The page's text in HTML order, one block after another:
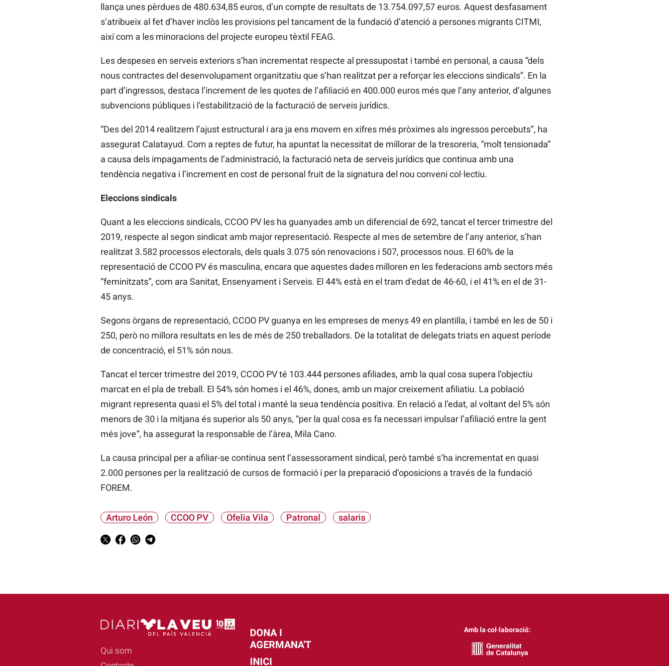
llança unes pèrdues de 480.634,85 euros, d’un compte de resultats de 13.754.097,57 euros. Aquest desfasament
s’atribueix al fet d’haver inclòs les provisions pel tancament de la fundació d’atenció a persones migrants CITMI,
així com a les minoracions del projecte europeu tèxtil FEAG.
Les despeses en serveis exteriors s’han incrementat respecte al pressupostat i també en personal, a causa “dels
nous contractes del desenvolupament organitzatiu que s’han realitzat per a reforçar les eleccions sindicals”. En la
part d’ingressos, destaca l’increment de les quotes de l’afiliació en 400.000 euros més que l’any anterior, d’algunes
subvencions públiques i l’estabilització de la facturació de serveis jurídics.
“Des del 2014 realitzem l’ajust estructural i ara ja ens movem en xifres més pròximes als ingressos percebuts”, ha
assegurat Calatayud. Com a reptes de futur, ha apuntat la necessitat de millorar de la tresoreria, “molt tensionada”
a causa dels impagaments de l’administració, la facturació neta de serveis jurídics que continua amb una
tendència negativa i l’increment en cost de personal fruit de la signatura del nou conveni col·lectiu.
Eleccions sindicals
Quant a les eleccions sindicals, CCOO PV les ha guanyades amb un diferencial de 692, tancat el tercer trimestre del
2019, respecte al segon sindicat amb major representació. Respecte al mes de setembre de l’any anterior, s’han
realitzat 3.582 processos electorals, dels quals 3.075 són renovacions i 507, processos nous. El 60% de la
representació de CCOO PV és masculina, encara que aquestes dades milloren en les federacions amb sectors més
“feminitzats”, com ara Sanitat, Ensenyament i Serveis. El 44% està en el tram d’edat de 46-60, i el 41% en el de 31-
45 anys.
Segons òrgans de representació, CCOO PV guanya en les empreses de menys 49 en plantilla, i també en les de 50 i
250, però no millora resultats en les de més de 250 treballadors. De la totalitat de delegats triats en aquest període
de concentració, el 51% són nous.
Tancat el tercer trimestre del 2019, CCOO PV té 103.444 persones afiliades, amb la qual cosa supera l’objectiu
marcat en el pla de treball. El 54% són homes i el 46%, dones, amb un major creixement afiliatiu. La població
migrant representa quasi el 5% del total i manté la seua tendència positiva. En relació a l’edat, al voltant del 5% són
menors de 30 i la mitjana és superior als 50 anys, “per la qual cosa es fa necessari impulsar l’afiliació entre la gent
més jove”, ha assegurat la responsable de l’àrea, Mila Cano.
La causa principal per a afiliar-se continua sent l’assessorament sindical, però també s’ha incrementat en quasi
2.000 persones per la realització de cursos de formació i per la preparació d’oposicions a través de la fundació
FOREM.
Arturo León CCOO PV Ofelia Vila Patronal salaris
Qui som
DONA I
AGERMANA'T
INICI
Amb la col·laboració: